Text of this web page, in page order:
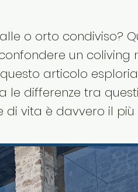
o orto condiviso?
un coliving
articolo
le differenze tra
vita è davvero il